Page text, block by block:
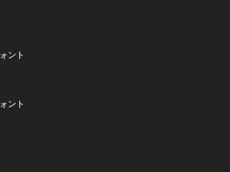
ント
ント